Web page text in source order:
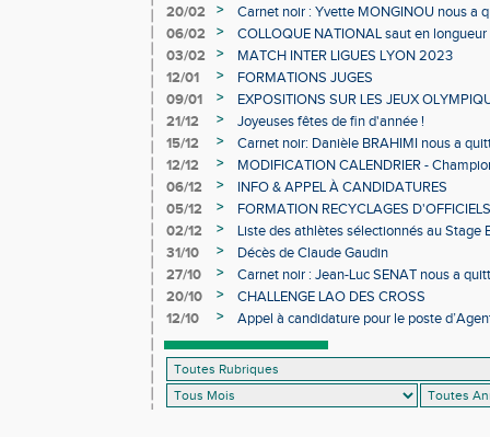
20/02
>
Carnet noir : Yvette MONGINOU nous a
06/02
>
COLLOQUE NATIONAL saut en
03/02
>
MATCH INTER LIGUES LYON 2023
12/01
>
FORMATIONS JUGES
09/01
>
EXPOSITIONS SUR LES JEUX
21/12
>
Joyeuses fêtes de fin d'année !
15/12
>
Carnet noir: Danièle BRAHIMI nous a
12/12
>
MODIFICATION CALENDRIER -
06/12
>
INFO & APPEL À CANDIDATURES
05/12
>
FORMATION RECYCLAGES D'OFFICIELS
02/12
>
Liste des athlètes sélectionnés au Stage
31/10
>
Décès de Claude Gaudin
27/10
>
Carnet noir : Jean-Luc SENAT nous a
20/10
>
CHALLENGE LAO DES CROSS
12/10
>
Appel à candidature pour le poste